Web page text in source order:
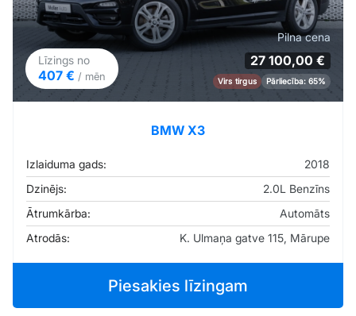
Līzings no
407 € / mēn
Pilna cena
27 100,00 €
Virs tirgus Pārliecība: 65%
BMW X3
Izlaiduma gads:
2018
Dzinējs:
2.0L Benzīns
Ātrumkārba:
Automāts
Atrodās:
K. Ulmaņa gatve 115, Mārupe
Piesakies līzingam